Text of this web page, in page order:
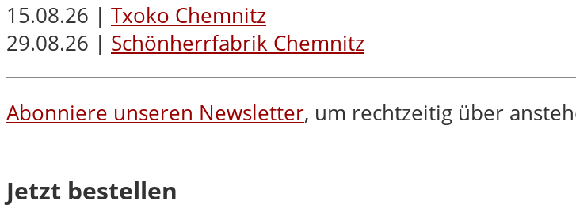
15.08.26 | Txoko Chemnitz
29.08.26 | Schönherrfabrik Chemnitz
Abonniere unseren Newsletter, um rechtzeitig über
Jetzt bestellen